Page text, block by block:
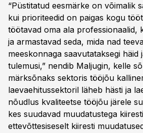
“Püstitatud eesmärke on võimalik
kui prioriteedid on paigas kogu
töötavad oma ala professionaalid,
ja armastavad seda, mida nad
meeskonnaga saavutataksegi häid
tulemusi,” nendib Maljugin, kelle
märksõnaks sektoris tööjõu
laevaehitussektoril läheb hästi ja
nõudlus kvaliteetse tööjõu järele
kes suudavad muudatustega
ettevõttesiseselt kiiresti